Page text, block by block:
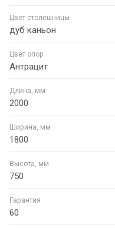
Цвет столешницы
дуб каньон
Цвет опор
Антрацит
Длина, мм
2000
Ширина, мм
1800
Высота, мм
750
Гарантия
60